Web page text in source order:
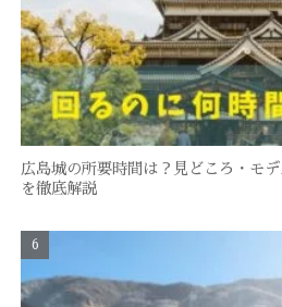
広島城の所要時間は？見どころ・モ
を徹底解説